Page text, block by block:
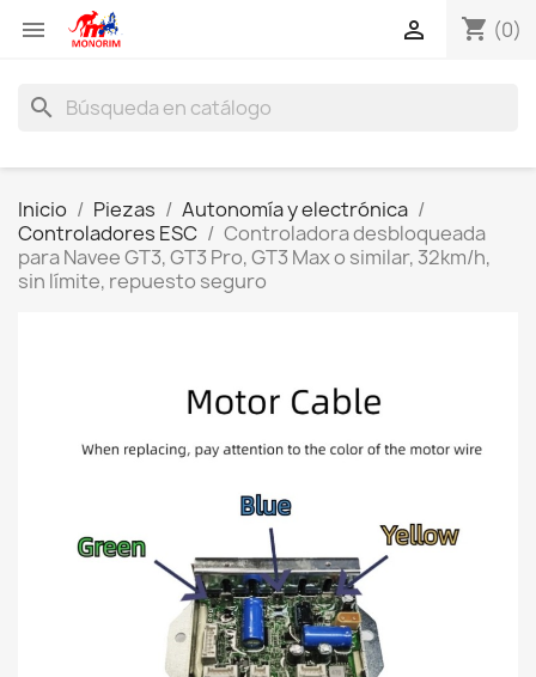
 shopping_cart (0)

search
Inicio Piezas
Autonomía y electrónica
Controladores ESC
Controladora desbloqueada
para Navee GT3, GT3 Pro, GT3 Max o similar, 32km/h,
sin límite, repuesto seguro